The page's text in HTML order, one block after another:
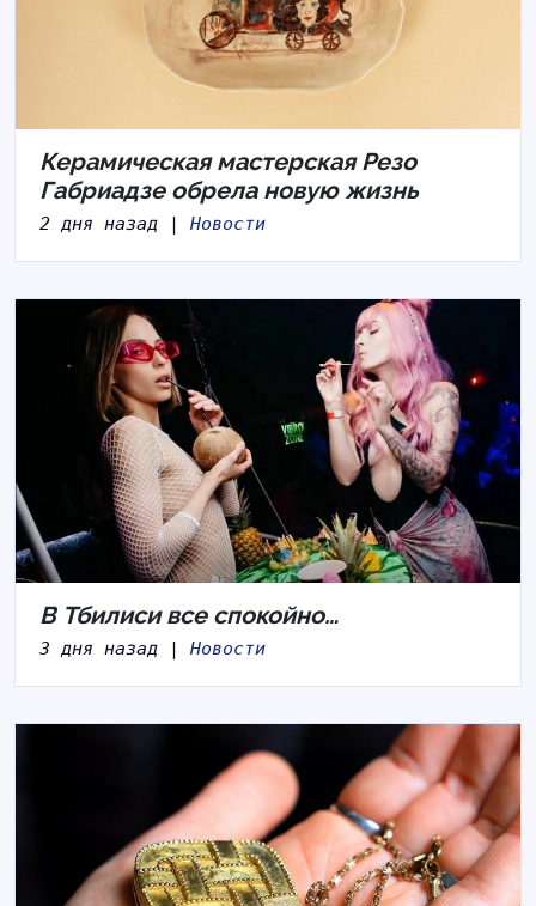
Керамическая мастерская Резо
Габриадзе обрела новую жизнь
2 дня назад | Новости
В Тбилиси все спокойно…
3 дня назад | Новости